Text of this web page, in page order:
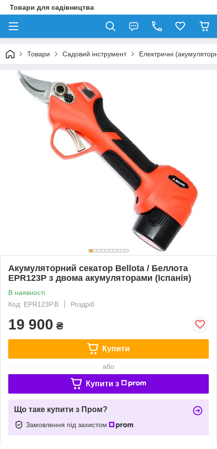
Товари для садівництва
Товари Садовий інструмент Електричні
Акумуляторний секатор Bellota / Беллота
EPR123P з двома акумуляторами (Іспанія)
В наявності
Код: EPR123P.B
Роздріб
19 900 ₴
Купити
або
Купити з
Що таке купити з Пром?
Замовлення під захистом